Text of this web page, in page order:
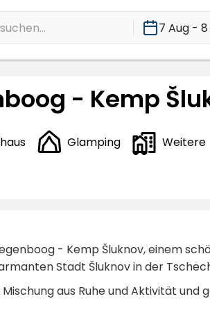
7 Aug -
- Kemp
Glamping Weitere
- Kemp Šluknov, einem
Stadt Šluknov in der
aus Ruhe und Aktivität und